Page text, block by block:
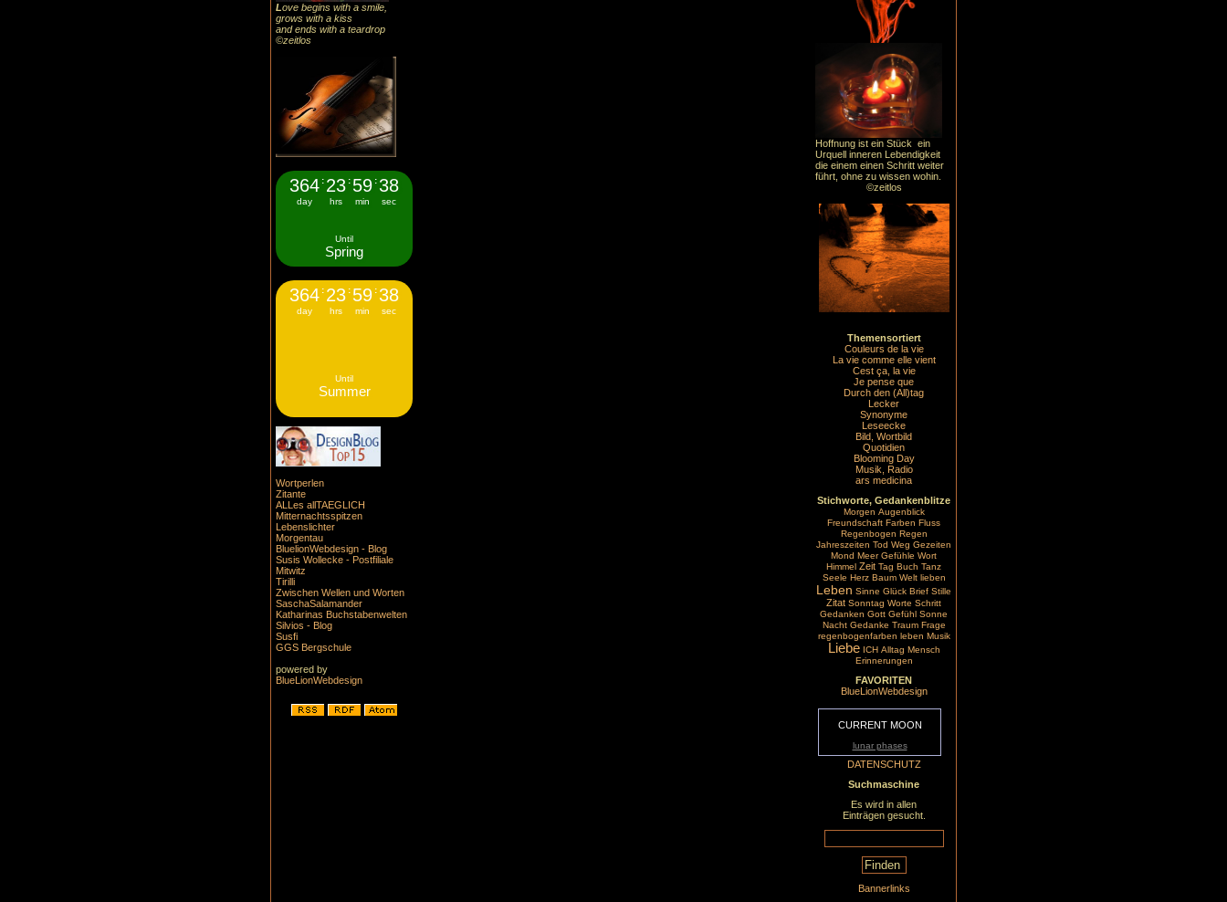
Love begins with a smile,
grows with a kiss
and ends with a teardrop
©zeitlos
364
day
: 23
hrs
: 59
min
:37
sec
Until
Spring
364
day
: 23
hrs
: 59
min
:37
sec
Until
Summer
Wortperlen
Zitante
ALLes allTAEGLICH
Mitternachtsspitzen
Lebenslichter
Morgentau
BluelionWebdesign - Blog
Susis Wollecke - Postfiliale
Mitwitz
Tirilli
Zwischen Wellen und Worten
SaschaSalamander
Katharinas Buchstabenwelten
Silvios - Blog
Susfi
GGS Bergschule
powered by
BlueLionWebdesign
Hoffnung ist ein Stück ein
Urquell inneren Lebendigkeit
die einem einen Schritt weiter
führt, ohne zu wissen wohin.
©zeitlos
Themensortiert
Couleurs de la vie
La vie comme elle vient
Cest ça, la vie
Je pense que
Durch den (All)tag
Lecker
Synonyme
Leseecke
Bild, Wortbild
Quotidien
Blooming Day
Musik, Radio
ars medicina
Stichworte, Gedankenblitze
Morgen Augenblick
Freundschaft Farben Fluss
Regenbogen Regen
Jahreszeiten Tod Weg Gezeiten
Mond Meer Gefühle Wort
Himmel Zeit Tag Buch Tanz
Seele Herz Baum Welt lieben
Leben Sinne Glück Brief Stille
Zitat Sonntag Worte Schritt
Gedanken Gott Gefühl Sonne
Nacht Gedanke Traum Frage
regenbogenfarben leben Musik
Liebe ICH Alltag Mensch
Erinnerungen
FAVORITEN
BlueLionWebdesign
CURRENT MOON
lunar phases
DATENSCHUTZ
Suchmaschine
Es wird in allen
Einträgen gesucht.
Bannerlinks